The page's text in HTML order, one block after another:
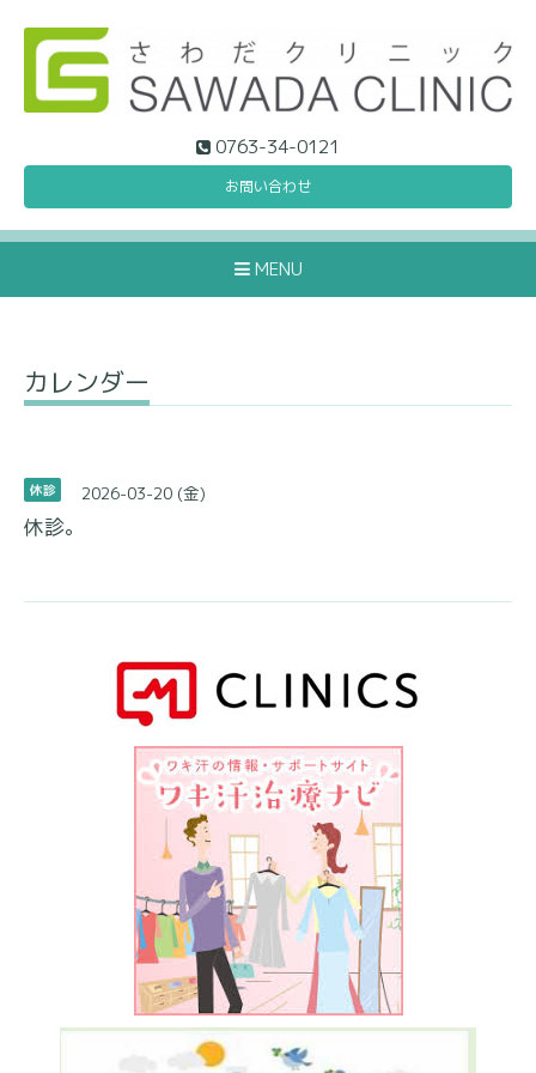
0763-34-0121
お問い合わせ
MENU
カレンダー
休診 2026-03-20 (金)
休診。